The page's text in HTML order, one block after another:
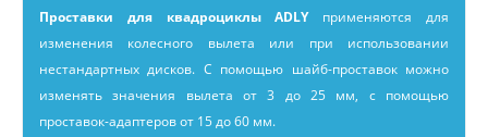
Проставки для квадроциклы ADLYприменяютcя для
изменения колесного вылета или при использовании
нестандартных дисков. С помощью шайб-проставок можно
изменять значения вылета от 3 до 25 мм, с помощью
проставок-адаптеров от 15 до 60 мм.